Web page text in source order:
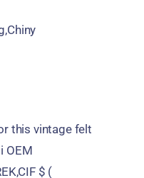
this vintage felt
OEM
$ (